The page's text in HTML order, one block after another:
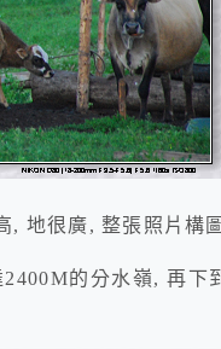
地很廣, 整張照片構
的分水嶺, 再下